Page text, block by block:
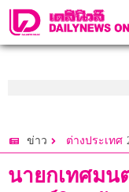
ข่าว ต่างประเทศ
นายกเทศมน